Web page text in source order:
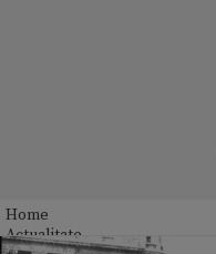
Home
Actualitate